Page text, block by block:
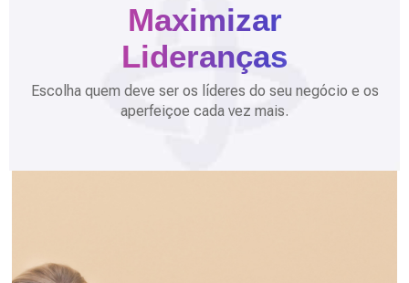
Maximizar
Lideranças
Escolha quem deve ser os líderes do seu negócio e os
aperfeiçoe cada vez mais.